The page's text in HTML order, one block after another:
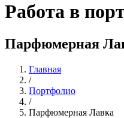
Работа в
Парфюмерная
Главная
/
Портфолио
/
Парфюмерная Лавка